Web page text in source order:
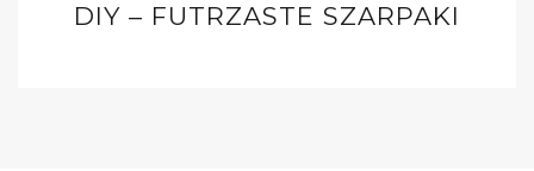
DIY – FUTRZASTE SZARPAKI